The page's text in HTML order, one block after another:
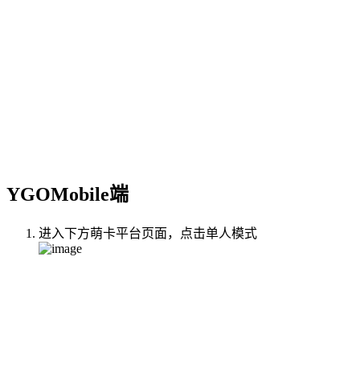
YGOMobile端
进入下方萌卡平台页面，点击单人模式